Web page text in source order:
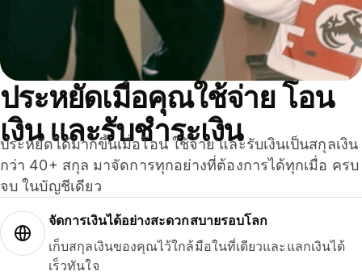
ประหยัดเมื่อคุณใช้จ่าย โอน
เงิน และรับชำระเงิน
ประหยัดได้มากขึ้นเมื่อโอน ใช้จ่าย และรับเงินเป็นสกุลเงิน
กว่า 40+ สกุล มาจัดการทุกอย่างที่ต้องการได้ทุกเมื่อ ครบ
จบ ในบัญชีเดียว
จัดการเงินได้อย่างสะดวกสบายรอบโลก
เก็บสกุลเงินของคุณไว้ใกล้มือในที่เดียวและแลกเงินได้
เร็วทันใจ